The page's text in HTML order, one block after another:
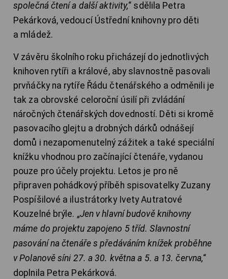
společná čtení a další aktivity,“ sdělila Petra
Pekárková, vedoucí Ústřední knihovny pro děti
a mládež.
V závěru školního roku přicházejí do jednotlivých
knihoven rytíři a králové, aby slavnostně pasovali
prvňáčky na rytíře Řádu čtenářského a odměnili je
tak za obrovské celoroční úsilí při zvládání
náročných čtenářských dovedností. Děti si kromě
pasovacího glejtu a drobných dárků odnášejí
domů i nezapomenutelný zážitek a také speciální
knížku vhodnou pro začínající čtenáře, vydanou
pouze pro účely projektu. Letos je pro ně
připraven pohádkový příběh spisovatelky Zuzany
Pospíšilové a ilustrátorky Ivety Autratové
Kouzelné brýle. „Jen v hlavní budově knihovny
máme do projektu zapojeno 5 tříd. Slavnostní
pasování na čtenáře s předáváním knížek proběhne
v Polanově síni 27. a 30. května a 5. a 13. června,“
doplnila Petra Pekárková.